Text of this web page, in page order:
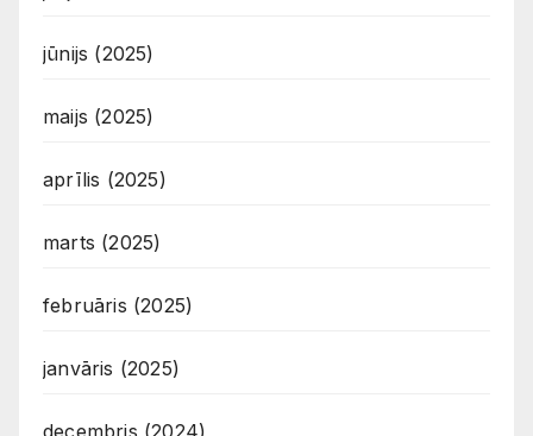
jūnijs (2025)
maijs (2025)
aprīlis (2025)
marts (2025)
februāris (2025)
janvāris (2025)
decembris (2024)